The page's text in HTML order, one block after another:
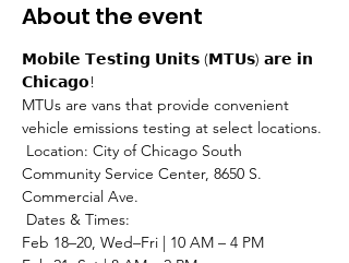
About the event
𝗠𝗼𝗯𝗶𝗹𝗲 𝗧𝗲𝘀𝘁𝗶𝗻𝗴 𝗨𝗻𝗶𝘁𝘀 (𝗠𝗧𝗨𝘀) 𝗮𝗿𝗲 𝗶𝗻
𝗖𝗵𝗶𝗰𝗮𝗴𝗼!
MTUs are vans that provide convenient
vehicle emissions testing at select locations.
Location: City of Chicago South
Community Service Center, 8650 S.
Commercial Ave.
Dates & Times:
Feb 18–20, Wed–Fri | 10 AM – 4 PM